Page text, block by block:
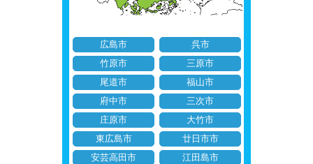
広島市
呉市
竹原市
三原市
尾道市
福山市
府中市
三次市
庄原市
大竹市
東広島市
廿日市市
安芸高田市
江田島市